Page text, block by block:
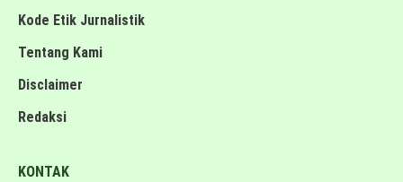
Kode Etik Jurnalistik
Tentang Kami
Disclaimer
Redaksi
KONTAK